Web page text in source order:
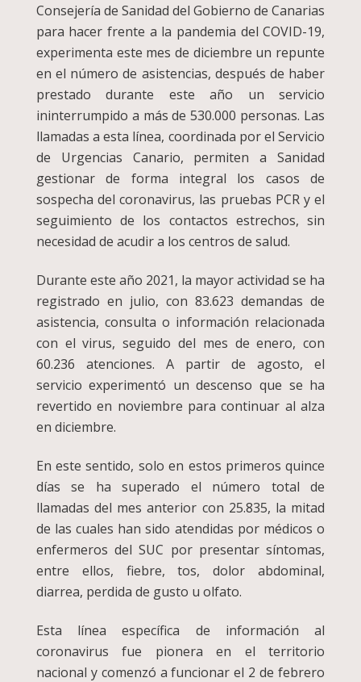
Consejería de Sanidad del Gobierno de Canarias
para hacer frente a la pandemia del COVID-19,
experimenta este mes de diciembre un repunte
en el número de asistencias, después de haber
prestado durante este año un servicio
ininterrumpido a más de 530.000 personas. Las
llamadas a esta línea, coordinada por el Servicio
de Urgencias Canario, permiten a Sanidad
gestionar de forma integral los casos de
sospecha del coronavirus, las pruebas PCR y el
seguimiento de los contactos estrechos, sin
necesidad de acudir a los centros de salud.
Durante este año 2021, la mayor actividad se ha
registrado en julio, con 83.623 demandas de
asistencia, consulta o información relacionada
con el virus, seguido del mes de enero, con
60.236 atenciones. A partir de agosto, el
servicio experimentó un descenso que se ha
revertido en noviembre para continuar al alza
en diciembre.
En este sentido, solo en estos primeros quince
días se ha superado el número total de
llamadas del mes anterior con 25.835, la mitad
de las cuales han sido atendidas por médicos o
enfermeros del SUC por presentar síntomas,
entre ellos, fiebre, tos, dolor abdominal,
diarrea, perdida de gusto u olfato.
Esta línea específica de información al
coronavirus fue pionera en el territorio
nacional y comenzó a funcionar el 2 de febrero